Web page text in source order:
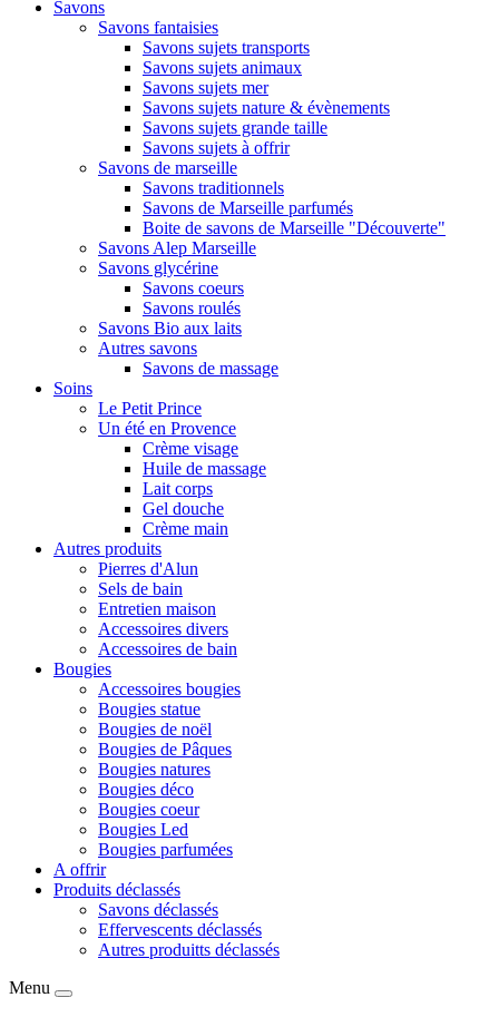
Savons
Savons fantaisies
Savons sujets transports
Savons sujets animaux
Savons sujets mer
Savons sujets nature & évènements
Savons sujets grande taille
Savons sujets à offrir
Savons de marseille
Savons traditionnels
Savons de Marseille parfumés
Boite de savons de Marseille "Découverte"
Savons Alep Marseille
Savons glycérine
Savons coeurs
Savons roulés
Savons Bio aux laits
Autres savons
Savons de massage
Soins
Le Petit Prince
Un été en Provence
Crème visage
Huile de massage
Lait corps
Gel douche
Crème main
Autres produits
Pierres d'Alun
Sels de bain
Entretien maison
Accessoires divers
Accessoires de bain
Bougies
Accessoires bougies
Bougies statue
Bougies de noël
Bougies de Pâques
Bougies natures
Bougies déco
Bougies coeur
Bougies Led
Bougies parfumées
A offrir
Produits déclassés
Savons déclassés
Effervescents déclassés
Autres produitts déclassés
Menu